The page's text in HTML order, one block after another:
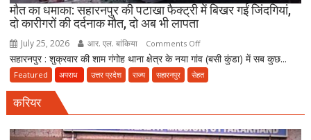
FIR
मौत का धमाका: सहारनपुर की पटाखा फैक्ट्री में बिखर गईं जिंदगियां,
दो कारीगरों की दर्दनाक मौत, दो अब भी लापता
July 25, 2026 आर. एल. बांकिया Comments Offon
मौत
का
पटाखा
सहारनपुर : शुक्रवार की शाम गंगोह थाना क्षेत्र के नया गांव (बसी कुंडा) में सब कुछ...
Featured अपराध उत्तर प्रदेश राज्य सहारनपुर सेहत
करियर